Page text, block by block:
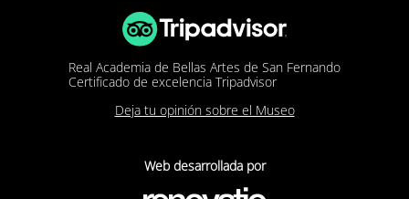
Real Academia de Bellas Artes de San Fernando
Certificado de excelencia Tripadvisor
Deja tu opinión sobre el Museo
Web desarrollada por